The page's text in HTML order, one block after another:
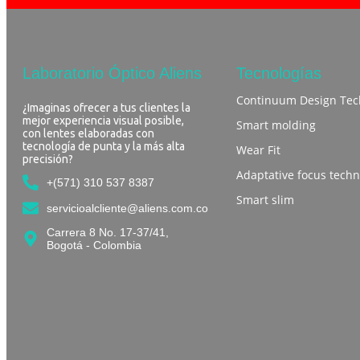
Laboratorio Óptico Aliens​
¿Imaginas ofrecer a tus clientes la
mejor experiencia visual posible,
con lentes elaboradas con
tecnología de punta y la más alta
precisión?
+(571) 310 537 8387
servicioalcliente@aliens.com.co
Carrera 8 No. 17-37/41,
Bogotá - Colombia​
Tecnologías
Continuum Design
Smart molding
Wear Fit
Adaptative focus
Smart slim